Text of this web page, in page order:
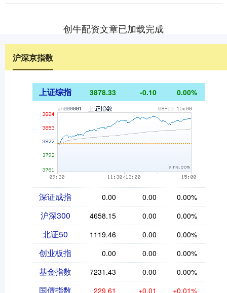
创牛配资文章已加载完成
沪深京指数
上证综指 3878.33 -0.10 0.00%
深证成指 0.00 0.00 0.00%
沪深300 4658.15 0.00 0.00%
北证50 1119.46 0.00 0.00%
创业板指 0.00 0.00 0.00%
基金指数 7231.43 0.00 0.00%
国债指数 229.61 +0.01 +0.01%